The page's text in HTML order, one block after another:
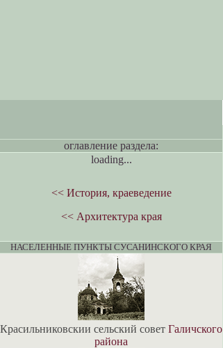
оглавление раздела:
loading...
<< История, краеведение
<< Архитектура края
НАСЕЛЕННЫЕ ПУНКТЫ СУСАНИНСКОГО КРАЯ
Красильниковскии сельский совет Галичского
района